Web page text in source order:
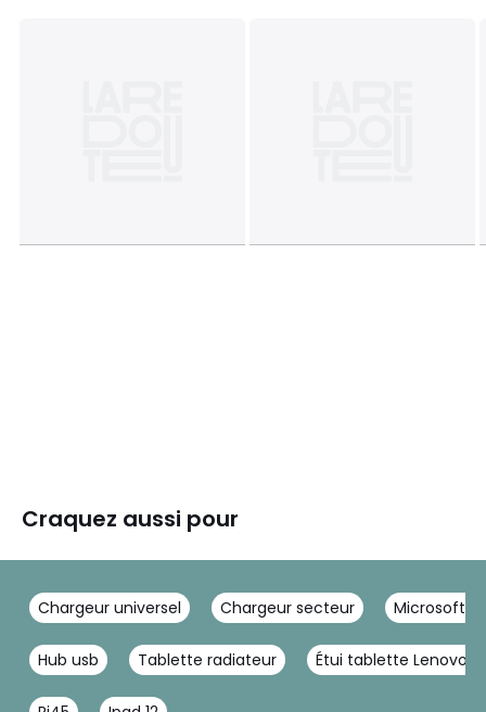
Craquez aussi pour
Chargeur universel Chargeur secteur Microsoft
Hub usb Tablette radiateur Étui tablette Lenovo